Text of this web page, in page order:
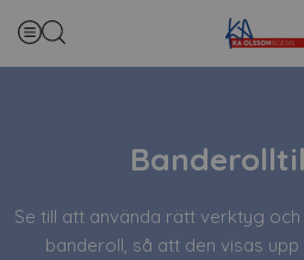
Se till att använda rätt verktyg
banderoll, så att den visas